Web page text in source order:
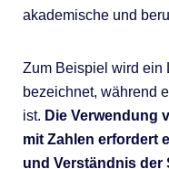
akademische und
Zum Beispiel wird ein
bezeichnet, während
ist. Die Verwendung
mit Zahlen erfordert
und Verständnis der